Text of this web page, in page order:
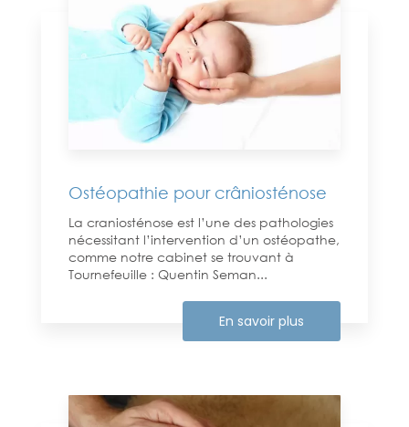
Ostéopathie pour crâniosténose
La craniosténose est l’une des pathologies
nécessitant l’intervention d’un ostéopathe,
comme notre cabinet se trouvant à
Tournefeuille : Quentin Seman...
En savoir plus